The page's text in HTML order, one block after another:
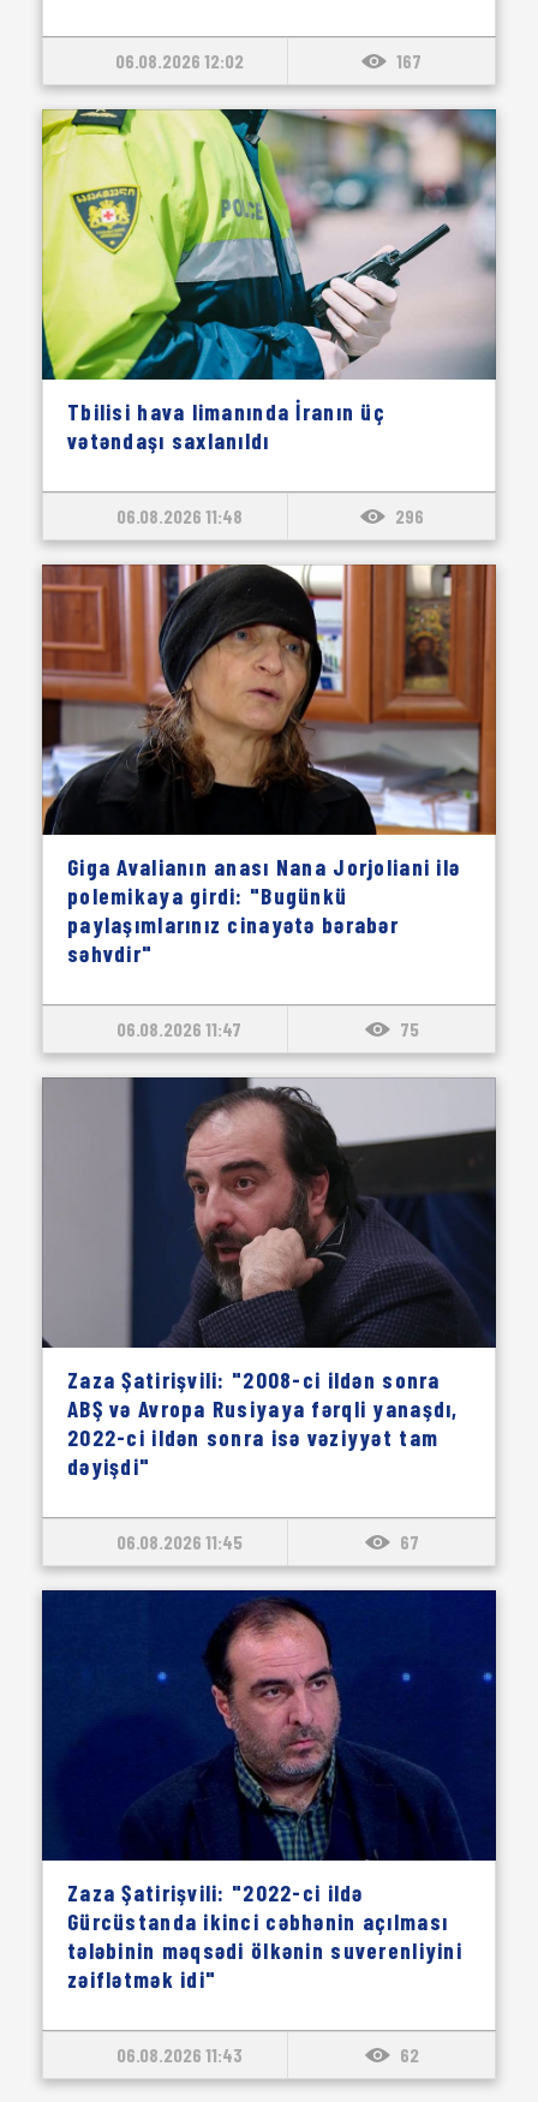
06.08.2026 12:02 167
Tbilisi hava limanında İranın üç
vətəndaşı saxlanıldı
06.08.2026 11:48 296
Giga Avalianın anası Nana Jorjoliani ilə
polemikaya girdi: "Bugünkü
paylaşımlarınız cinayətə bərabər
səhvdir"
06.08.2026 11:47 75
Zaza Şatirişvili: "2008-ci ildən sonra
ABŞ və Avropa Rusiyaya fərqli yanaşdı,
2022-ci ildən sonra isə vəziyyət tam
dəyişdi"
06.08.2026 11:45 67
Zaza Şatirişvili: "2022-ci ildə
Gürcüstanda ikinci cəbhənin açılması
tələbinin məqsədi ölkənin suverenliyini
zəiflətmək idi"
06.08.2026 11:43 62